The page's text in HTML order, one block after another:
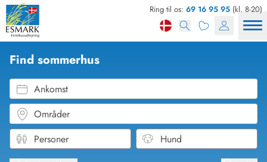
Ring til os: 69 16 95 95 (kl. 8-20)
Se
Find sommerhus
Ankomst
Områder